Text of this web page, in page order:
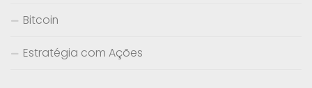
Bitcoin
Estratégia com Ações